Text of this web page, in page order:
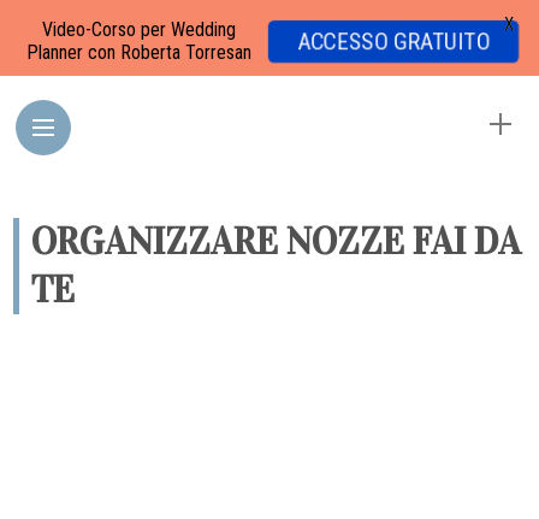
ORGANIZZARE NOZZE FAI DA
TE
Video-Corso per Wedding
Planner con Roberta Torresan
ACCESSO GRATUITO
X